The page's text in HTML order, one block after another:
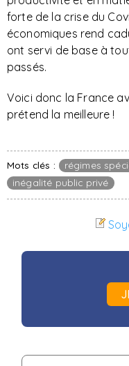
forte de la crise du
économiques rend
ont servi de base à
passés.
Voici donc la France
prétend la meilleure !
Mots clés : régimes
inégalité public privé